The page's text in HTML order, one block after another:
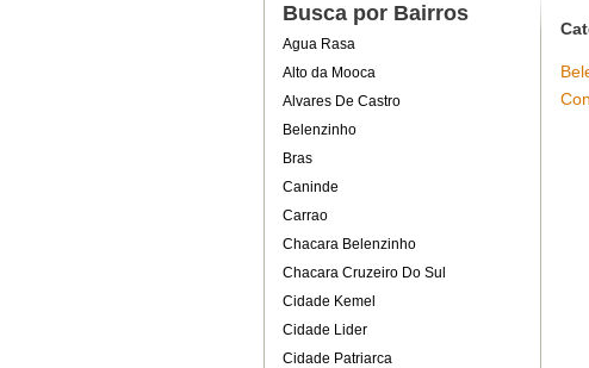
Busca por Bairros
Agua Rasa
Alto da Mooca
Alvares De Castro
Belenzinho
Bras
Caninde
Carrao
Chacara Belenzinho
Chacara Cruzeiro Do Sul
Cidade Kemel
Cidade Lider
Cidade Patriarca